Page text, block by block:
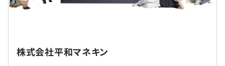
※転勤はありません。
株式会社平和マネキン